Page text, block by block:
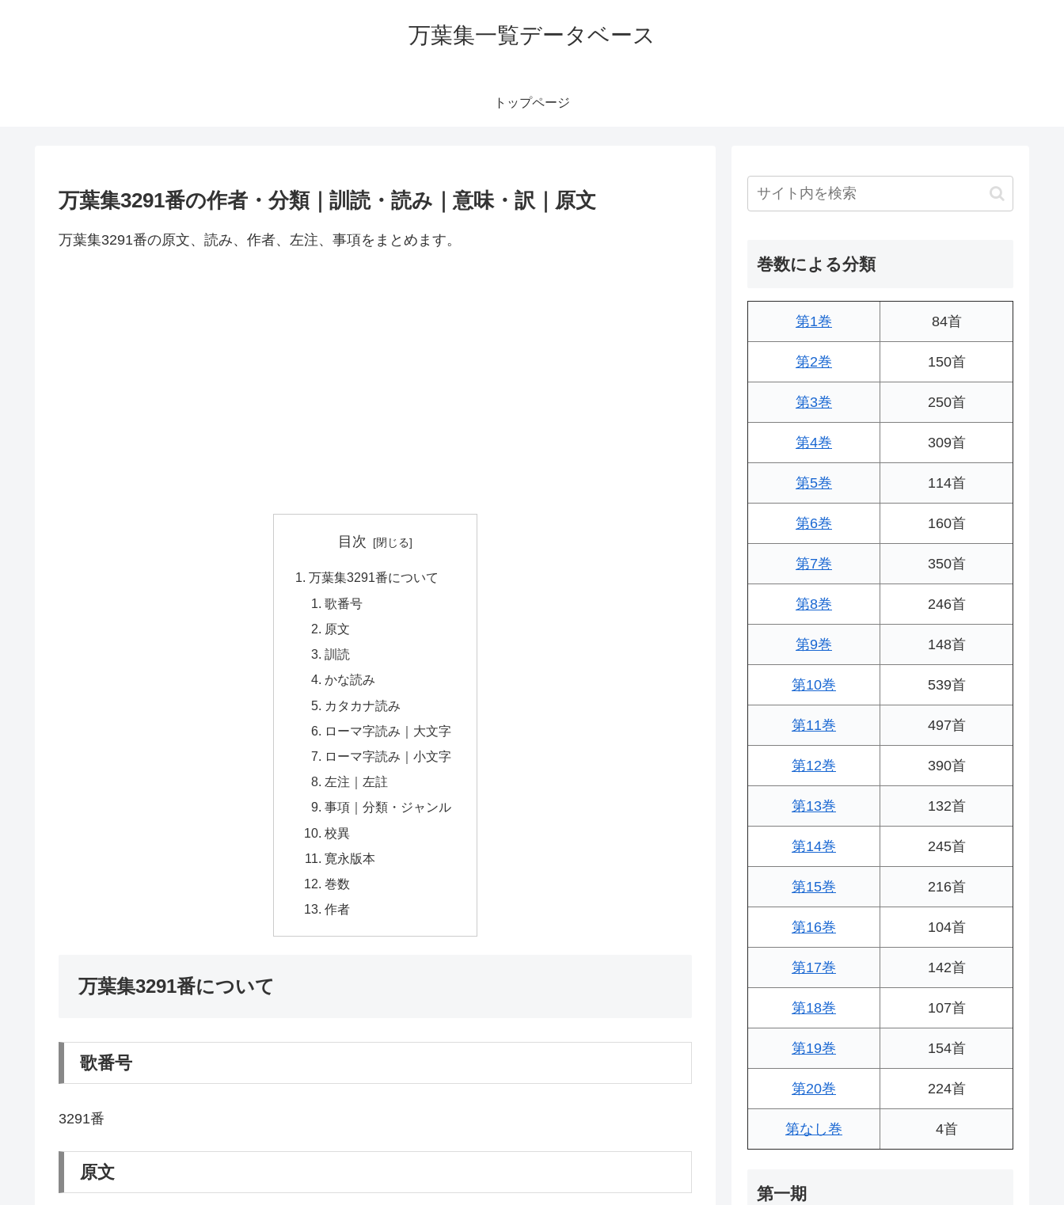
万葉集一覧データベース
トップページ
万葉集3291番の作者・分類｜訓読・読み｜意味・訳｜原文
万葉集3291番の原文、読み、作者、左注、事項をまとめます。
目次
万葉集3291番について
歌番号
原文
訓読
かな読み
カタカナ読み
ローマ字読み｜大文字
ローマ字読み｜小文字
左注｜左註
事項｜分類・ジャンル
校異
寛永版本
巻数
作者
万葉集3291番について
歌番号
3291番
原文
巻数による分類
第1巻 84首
第2巻 150首
第3巻 250首
第4巻 309首
第5巻 114首
第6巻 160首
第7巻 350首
第8巻 246首
第9巻 148首
第10巻 539首
第11巻 497首
第12巻 390首
第13巻 132首
第14巻 245首
第15巻 216首
第16巻 104首
第17巻 142首
第18巻 107首
第19巻 154首
第20巻 224首
第なし巻 4首
第一期